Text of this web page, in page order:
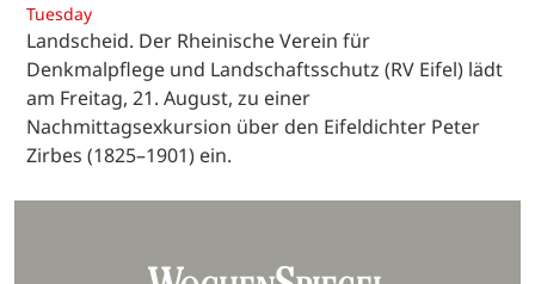
Tuesday
Landscheid. Der Rheinische Verein für
Denkmalpflege und Landschaftsschutz (RV Eifel) lädt
am Freitag, 21. August, zu einer
Nachmittagsexkursion über den Eifeldichter Peter
Zirbes (1825–1901) ein.